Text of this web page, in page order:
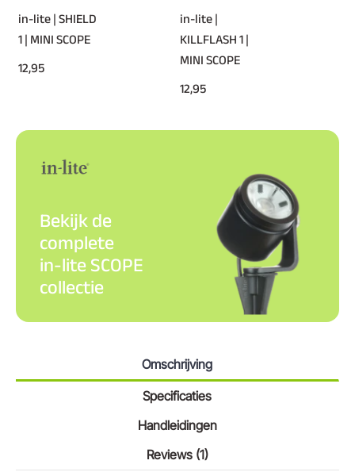
in-lite | SHIELD
1 | MINI SCOPE
12,95
in-lite |
KILLFLASH 1 |
MINI SCOPE
12,95
Bekijk de
complete
in-lite SCOPE
collectie
Omschrijving
Specificaties
Handleidingen
Reviews (1)